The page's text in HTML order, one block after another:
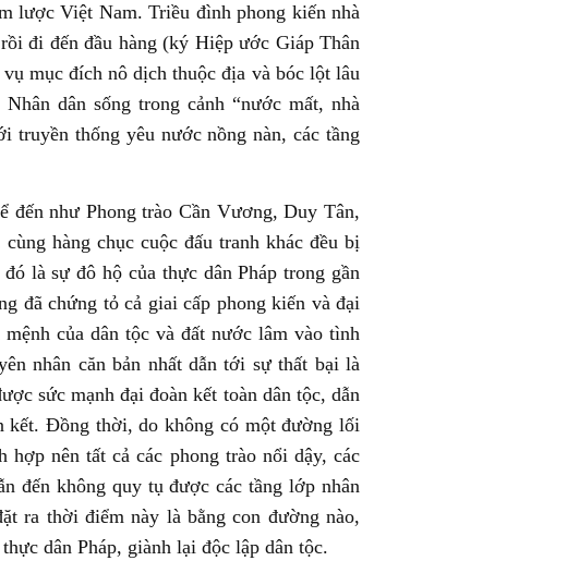
lược Việt Nam. Triều đình phong kiến nhà
đi đến đầu hàng (ký Hiệp ước Giáp Thân
mục đích nô dịch thuộc địa và bóc lột lâu
dân sống trong cảnh “nước mất, nhà
truyền thống yêu nước nồng nàn, các tầng
đến như Phong trào Cần Vương, Duy Tân,
hàng chục cuộc đấu tranh khác đều bị
là sự đô hộ của thực dân Pháp trong gần
đã chứng tỏ cả giai cấp phong kiến và đại
của dân tộc và đất nước lâm vào tình
nhân căn bản nhất dẫn tới sự thất bại là
sức mạnh đại đoàn kết toàn dân tộc, dẫn
kết. Đồng thời, do không có một đường lối
hợp nên tất cả các phong trào nổi dậy, các
đến không quy tụ được các tầng lớp nhân
ra thời điểm này là bằng con đường nào,
dân Pháp, giành lại độc lập dân tộc.